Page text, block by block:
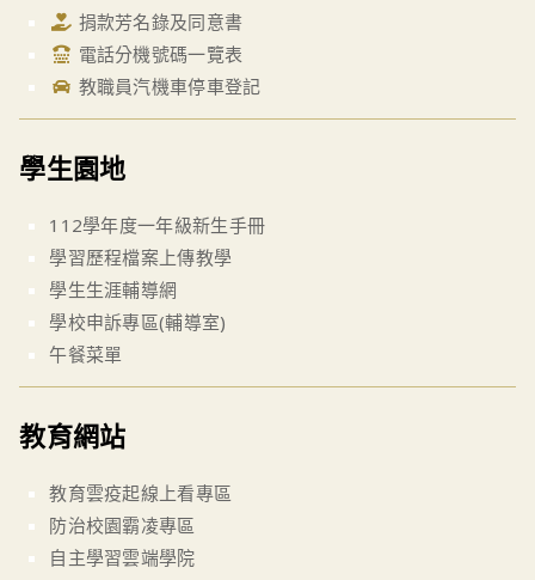
捐款芳名錄及同意書
電話分機號碼一覽表
教職員汽機車停車登記
學生園地
112學年度一年級新生手冊
學習歷程檔案上傳教學
學生生涯輔導網
學校申訴專區(輔導室)
午餐菜單
教育網站
教育雲疫起線上看專區
防治校園霸凌專區
自主學習雲端學院